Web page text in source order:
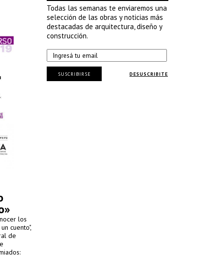
los
cuento",
de
Todas las semanas te enviaremos una
selección de las obras y noticias más
destacadas de arquitectura, diseño y
construcción.
DESUSCRIBITE
SUSCRIBIRSE